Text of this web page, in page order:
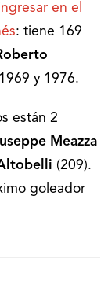
en el
: tiene 169
y 1976.
están 2
Meazza
(209).
goleador